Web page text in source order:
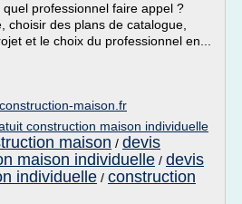
professionnel faire appel ?
choisir des plans de catalogue,
et le choix du professionnel en...
maison.fr
construction maison individuelle
maison / devis
maison individuelle / devis
individuelle / construction